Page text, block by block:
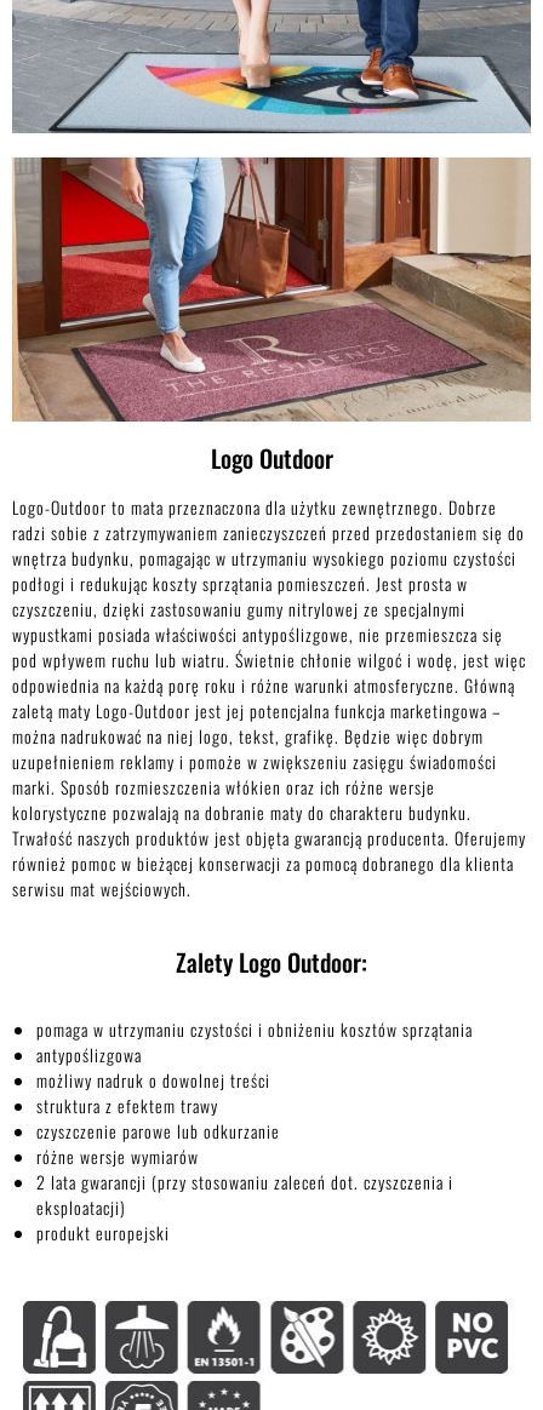
Logo Outdoor
Logo-Outdoor to mata przeznaczona dla użytku zewnętrznego. Dobrze
radzi sobie z zatrzymywaniem zanieczyszczeń przed przedostaniem się do
wnętrza budynku, pomagając w utrzymaniu wysokiego poziomu czystości
podłogi i redukując koszty sprzątania pomieszczeń. Jest prosta w
czyszczeniu, dzięki zastosowaniu gumy nitrylowej ze specjalnymi
wypustkami posiada właściwości antypoślizgowe, nie przemieszcza się
pod wpływem ruchu lub wiatru. Świetnie chłonie wilgoć i wodę, jest więc
odpowiednia na każdą porę roku i różne warunki atmosferyczne. Główną
zaletą maty Logo-Outdoor jest jej potencjalna funkcja marketingowa –
można nadrukować na niej logo, tekst, grafikę. Będzie więc dobrym
uzupełnieniem reklamy i pomoże w zwiększeniu zasięgu świadomości
marki. Sposób rozmieszczenia włókien oraz ich różne wersje
kolorystyczne pozwalają na dobranie maty do charakteru budynku.
Trwałość naszych produktów jest objęta gwarancją producenta. Oferujemy
również pomoc w bieżącej konserwacji za pomocą dobranego dla klienta
serwisu mat wejściowych.
Zalety Logo Outdoor:
pomaga w utrzymaniu czystości i obniżeniu kosztów sprzątania
antypoślizgowa
możliwy nadruk o dowolnej treści
struktura z efektem trawy
czyszczenie parowe lub odkurzanie
różne wersje wymiarów
2 lata gwarancji (przy stosowaniu zaleceń dot. czyszczenia i
eksploatacji)
produkt europejski